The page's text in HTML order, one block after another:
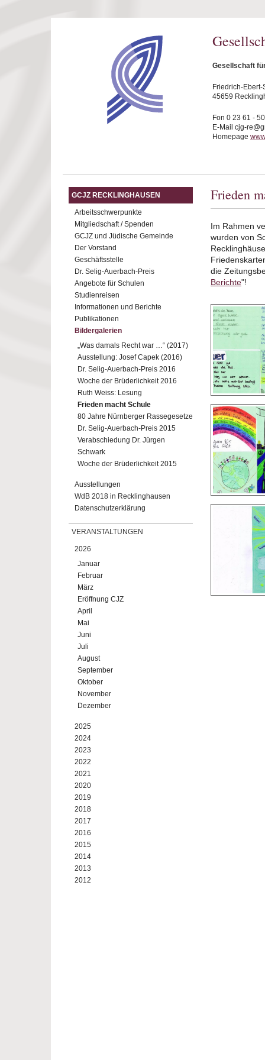
Gesellschaft
Friedrich-Ebert-
45659
Fon 0 23 61 -
E-Mail cjg-
Homepage
GCJZ RECKLINGHAUSEN
Arbeitsschwerpunkte
Mitgliedschaft / Spenden
GCJZ und Jüdische Gemeinde
Der Vorstand
Geschäftsstelle
Dr. Selig-Auerbach-Preis
Angebote für Schulen
Studienreisen
Informationen und Berichte
Publikationen
Bildergalerien
„Was damals Recht war …“ (2017)
Ausstellung: Josef Capek (2016)
Dr. Selig-Auerbach-Preis 2016
Woche der Brüderlichkeit 2016
Ruth Weiss: Lesung
Frieden macht Schule
80 Jahre Nürnberger Rassegesetze
Dr. Selig-Auerbach-Preis 2015
Verabschiedung Dr. Jürgen
Schwark
Woche der Brüderlichkeit 2015
Ausstellungen
WdB 2018 in Recklinghausen
Datenschutzerklärung
VERANSTALTUNGEN
2026
Januar
Februar
März
Eröffnung CJZ
April
Mai
Juni
Juli
August
September
Oktober
November
Dezember
2025
2024
2023
2022
2021
2020
2019
2018
2017
2016
2015
2014
2013
2012
Frieden
Im Rahmen
wurden von
die
Berichte"!